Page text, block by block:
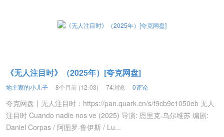
《无人注目时》（2025年）[夸克网盘]
地主家的小儿子 8个月前 (12-03) 74浏览 0评论
夸克网盘丨无人注目时：https://pan.quark.cn/s/f9cb9c1050eb 无人
注目时 Cuando nadie nos ve (2025) 导演: 恩里克·乌尔维苏 编剧:
Daniel Corpas / 阿图罗·鲁伊斯 / Lu...